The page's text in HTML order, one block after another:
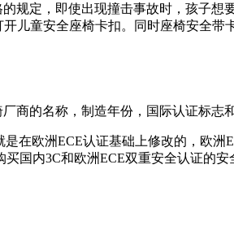
规定，即使出现撞击事故时，孩子想
儿童安全座椅卡扣。同时座椅安全带
商的名称，制造年份，国际认证标志
在欧洲ECE认证基础上修改的，欧洲
国内3C和欧洲ECE双重安全认证的